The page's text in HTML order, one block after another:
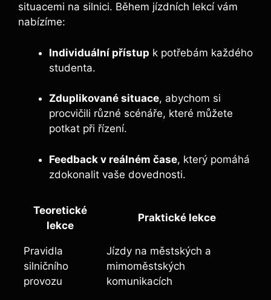
⁤situacemi⁣ na silnici. Během jízdních lekcí vám
nabízíme:
Individuální přístup k⁢ potřebám každého
studenta.
Zduplikované situace, abychom si‍
procvičili různé scénáře, které můžete
potkat při řízení.
Feedback v reálném čase, který‍ pomáhá
zdokonalit vaše dovednosti.
Teoretické
lekce
Praktické lekce
Pravidla
silničního
provozu
Jízdy na městských a
mimoměstských
komunikacích